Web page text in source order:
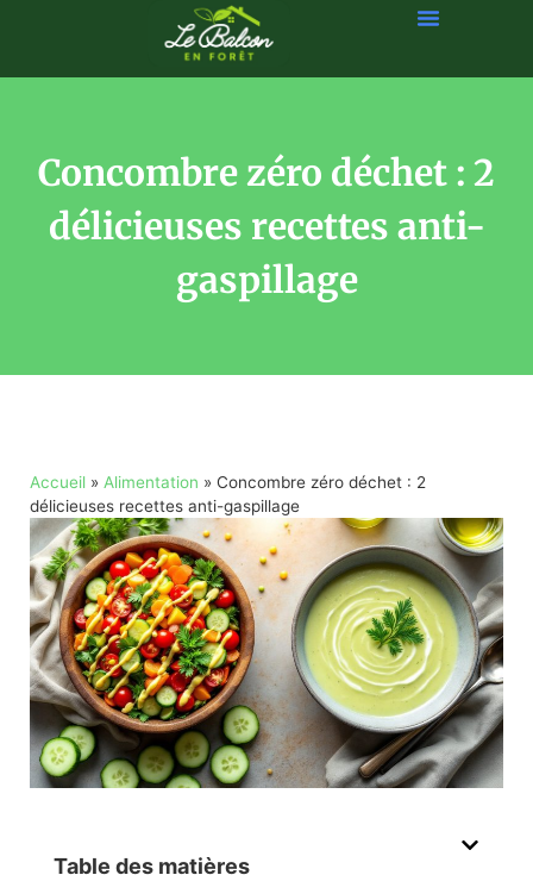
Concombre zéro déchet : 2
délicieuses recettes anti-
gaspillage
Accueil » Alimentation » Concombre zéro déchet : 2
délicieuses recettes anti-gaspillage
Table des matières